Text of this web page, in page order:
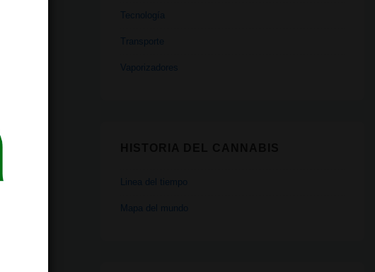
Tecnología
Transporte
Vaporizadores
Linea del tiempo
Mapa del mundo